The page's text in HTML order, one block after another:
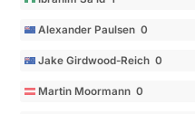
Alexander Paulsen 0
Jake Girdwood-Reich 0
Martin Moormann 0